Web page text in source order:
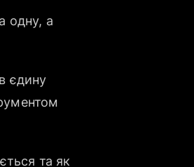
одну, а
єдину
та як